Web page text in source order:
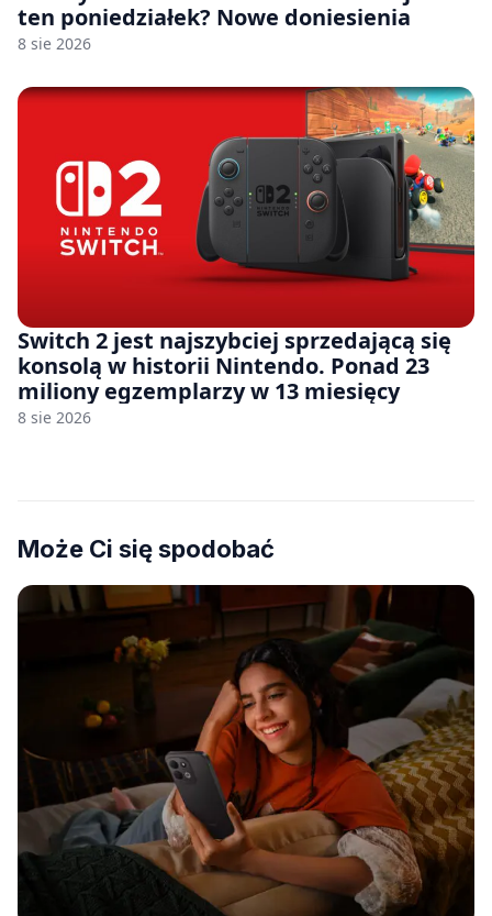
ten poniedziałek? Nowe doniesienia
8 sie 2026
Switch 2 jest najszybciej sprzedającą się
konsolą w historii Nintendo. Ponad 23
miliony egzemplarzy w 13 miesięcy
8 sie 2026
Może Ci się spodobać